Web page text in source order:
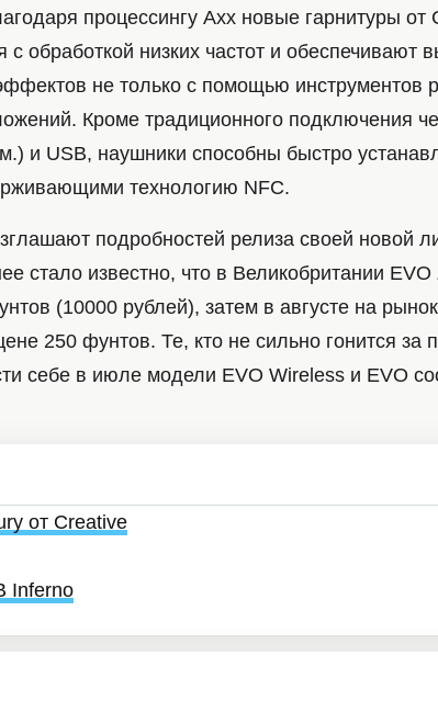
процессингу Axx новые гарнитуры от
с обработкой низких частот и обеспечивают
не только с помощью инструментов
Кроме традиционного подключения
и USB, наушники способны быстро
технологию NFC.
подробностей релиза своей новой
стало известно, что в Великобритании EVO
(10000 рублей), затем в августе на
250 фунтов. Те, кто не сильно гонится за
себе в июле модели EVO Wireless и EVO
от Creative
Inferno